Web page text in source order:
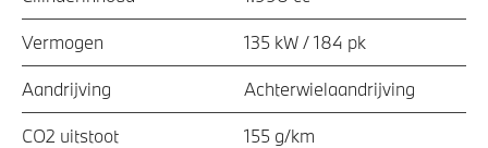
Vermogen 135 kW / 184 pk
Aandrijving Achterwielaandrijving
CO2 uitstoot 155 g/km